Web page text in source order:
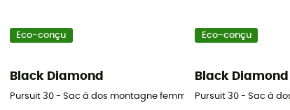
Eco-conçu
Black Diamond
Pursuit 30 - Sac à dos montagne femme
Eco-conçu
Black Diamond
Pursuit 30 - Sac à